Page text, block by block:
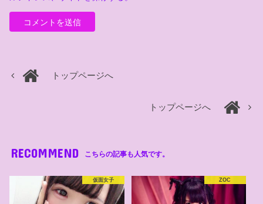
トップページへ
トップページへ
RECOMMEND こちらの記事も人気です。
仮面女子 ZOC